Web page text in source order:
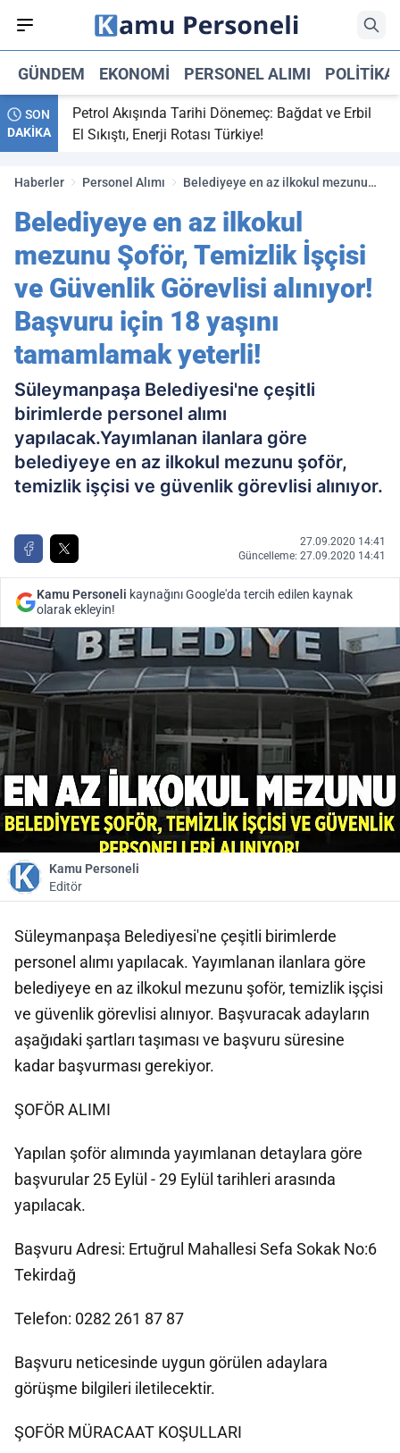
GÜNDEM EKONOMI PERSONEL ALIMI POLITIKA
SON
DAKİKA
Petrol Akışında Tarihi Dönemeç: Bağdat ve Erbil
El Sıkıştı, Enerji Rotası Türkiye!
Haberler Personel Alımı
Belediyeye en az ilkokul mezunu
Görevlisi alınıyor! Başvuru için 18
yaşını tamamlamak yeterli!
Belediyeye en az ilkokul
mezunu Şoför, Temizlik İşçisi
ve Güvenlik Görevlisi alınıyor!
Başvuru için 18 yaşını
tamamlamak yeterli!
Süleymanpaşa Belediyesi'ne çeşitli
birimlerde personel alımı
yapılacak.Yayımlanan ilanlara göre
belediyeye en az ilkokul mezunu şoför,
temizlik işçisi ve güvenlik görevlisi alınıyor.
27.09.2020 14:41
Güncelleme: 27.09.2020 14:41
Kamu Personeli kaynağını Google'da tercih edilen kaynak
olarak ekleyin!
Kamu Personeli
Editör
Süleymanpaşa Belediyesi'ne çeşitli birimlerde
personel alımı yapılacak. Yayımlanan ilanlara göre
belediyeye en az ilkokul mezunu şoför, temizlik işçisi
ve güvenlik görevlisi alınıyor. Başvuracak adayların
aşağıdaki şartları taşıması ve başvuru süresine
kadar başvurması gerekiyor.
ŞOFÖR ALIMI
Yapılan şoför alımında yayımlanan detaylara göre
başvurular 25 Eylül - 29 Eylül tarihleri arasında
yapılacak.
Başvuru Adresi: Ertuğrul Mahallesi Sefa Sokak No:6
Tekirdağ
Telefon: 0282 261 87 87
Başvuru neticesinde uygun görülen adaylara
görüşme bilgileri iletilecektir.
ŞOFÖR MÜRACAAT KOŞULLARI